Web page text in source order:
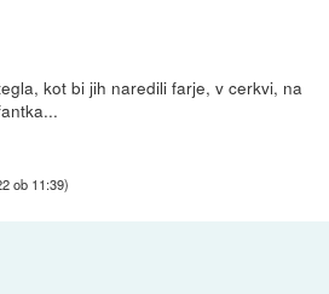
kot bi jih naredili farje, v cerkvi, na
ob 11:39)